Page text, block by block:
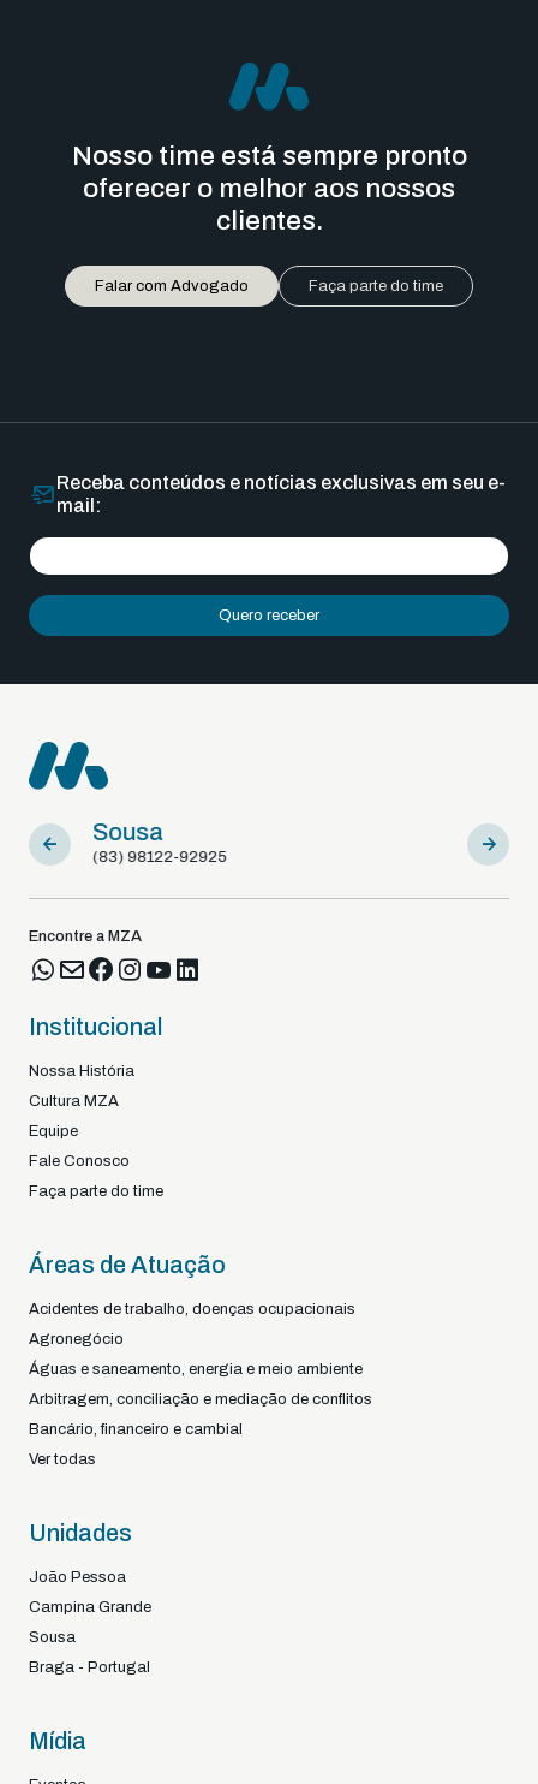
Nosso time está sempre pronto
oferecer o melhor aos nossos
clientes.
Falar com Advogado Faça parte do time
Receba conteúdos e notícias exclusivas em seu e-
mail:
Quero receber
Sousa
(83) 98122-92925
Braga
+351
Encontre a MZA
Institucional
Nossa História
Cultura MZA
Equipe
Fale Conosco
Faça parte do time
Áreas de Atuação
Acidentes de trabalho, doenças ocupacionais
Agronegócio
Águas e saneamento, energia e meio ambiente
Arbitragem, conciliação e mediação de conflitos
Bancário, financeiro e cambial
Ver todas
Unidades
João Pessoa
Campina Grande
Sousa
Braga - Portugal
Mídia